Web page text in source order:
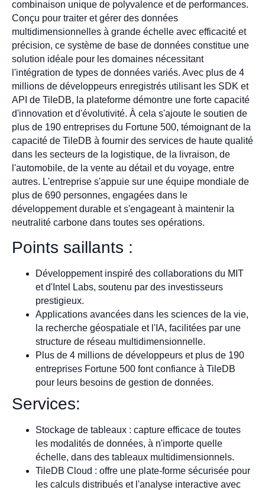
combinaison unique de polyvalence et de performances.
Conçu pour traiter et gérer des données
multidimensionnelles à grande échelle avec efficacité et
précision, ce système de base de données constitue une
solution idéale pour les domaines nécessitant
l'intégration de types de données variés. Avec plus de 4
millions de développeurs enregistrés utilisant les SDK et
API de TileDB, la plateforme démontre une forte capacité
d'innovation et d'évolutivité. À cela s'ajoute le soutien de
plus de 190 entreprises du Fortune 500, témoignant de la
capacité de TileDB à fournir des services de haute qualité
dans les secteurs de la logistique, de la livraison, de
l'automobile, de la vente au détail et du voyage, entre
autres. L'entreprise s'appuie sur une équipe mondiale de
plus de 690 personnes, engagées dans le
développement durable et s'engageant à maintenir la
neutralité carbone dans toutes ses opérations.
Points saillants :
Développement inspiré des collaborations du MIT
et d'Intel Labs, soutenu par des investisseurs
prestigieux.
Applications avancées dans les sciences de la vie,
la recherche géospatiale et l'IA, facilitées par une
structure de réseau multidimensionnelle.
Plus de 4 millions de développeurs et plus de 190
entreprises Fortune 500 font confiance à TileDB
pour leurs besoins de gestion de données.
Services:
Stockage de tableaux : capture efficace de toutes
les modalités de données, à n'importe quelle
échelle, dans des tableaux multidimensionnels.
TileDB Cloud : offre une plate-forme sécurisée pour
les calculs distribués et l'analyse interactive avec